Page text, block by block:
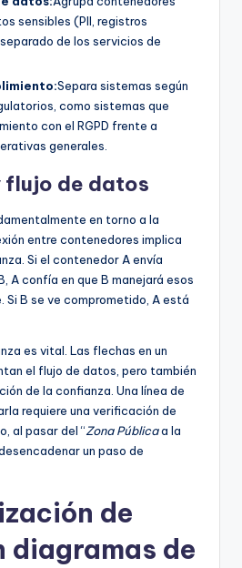
sensibles (PII, registros
de los servicios de
Separa sistemas según
como sistemas que
con el RGPD frente a
generales.
flujo de datos
en torno a la
entre contenedores implica
Si el contenedor A envía
A confía en que B manejará esos
B se ve comprometido, A está
es vital. Las flechas en un
el flujo de datos, pero también
de la confianza. Una línea de
requiere una verificación de
al pasar del “Zona Públicaa la
un paso de
de
diagramas de